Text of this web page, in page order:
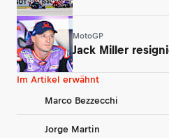
MotoGP
Jack Miller
Im Artikel erwähnt
Marco Bezzecchi
Jorge Martin